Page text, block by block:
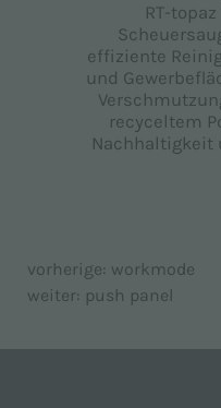
RT-
effiziente
und
recyceltem
Nachhaltigkeit
vorherige: workmode
weiter: push panel